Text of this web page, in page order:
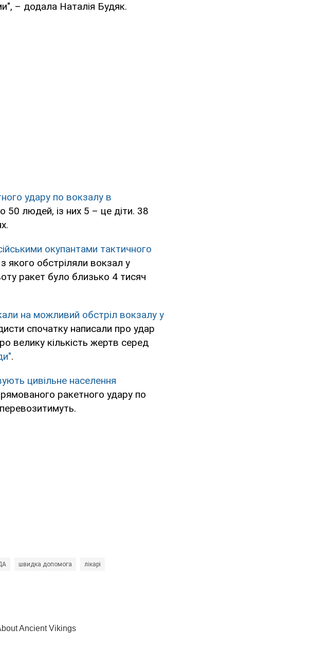
– додала Наталія Будяк.
удару по вокзалу в
50 людей, із них 5 – це діти. 38
окупантами тактичного
якого обстріляли вокзал у
ракет було близько 4 тисяч
на можливий обстріл вокзалу у
спочатку написали про удар
велику кількість жертв серед
.
цивільне населення
ракетного удару по
швидка допомога лікарі